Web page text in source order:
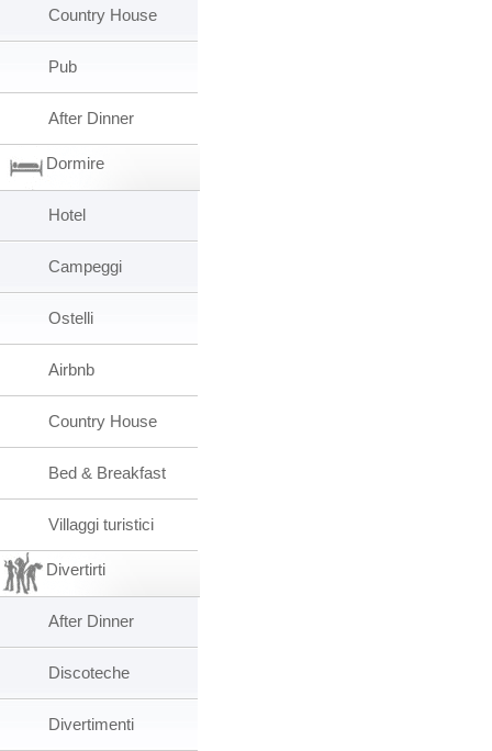
Country House
Pub
After Dinner
Dormire
Hotel
Campeggi
Ostelli
Airbnb
Country House
Bed & Breakfast
Villaggi turistici
Divertirti
After Dinner
Discoteche
Divertimenti